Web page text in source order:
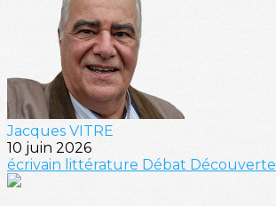
Jacques VITRE
10 juin 2026
écrivain littérature Débat Découverte